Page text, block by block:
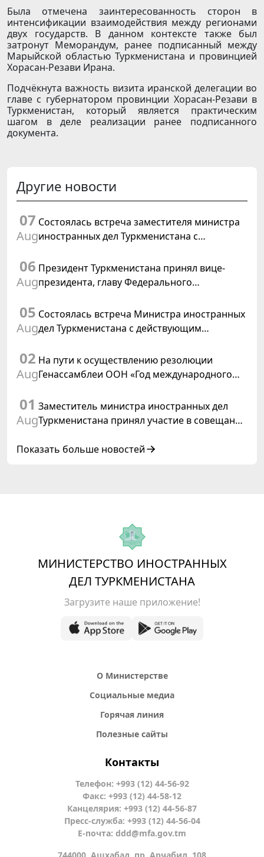
Была отмечена заинтересованность сторон в
интенсификации взаимодействия между регионами
двух государств. В данном контексте также был
затронут Меморандум, ранее подписанный между
Марыйской областью Туркменистана и провинцией
Хорасан-Резави Ирана.
Подчёкнута важность визита иранской делегации во
главе с губернатором провинции Хорасан-Резави в
Туркменистан, который является практическим
шагом в деле реализации ранее подписанного
документа.
Другие новости
07
Aug
Состоялась встреча заместителя министра
иностранных дел Туркменистана с
Туркменистане
06
Aug
Президент Туркменистана принял вице-
президента, главу Федерального
Швейцарской Конфедерации
05
Aug
Состоялась встреча Министра иностранных
дел Туркменистана с действующим
02
Aug
На пути к осуществлению резолюции
Генассамблеи ООН «Год международного
Туркменистаном
01
Aug
Заместитель министра иностранных дел
Туркменистана принял участие в совещании
сотрудничества «Центральная Азия –
Показать больше новостей
МИНИСТЕРСТВО ИНОСТРАННЫХ
ДЕЛ ТУРКМЕНИСТАНА
Загрузите наше приложение!
О Министерстве
Социальные медиа
Горячая линия
Полезные сайты
Контакты
Телефон: +993 (12) 44-56-92
Факс: +993 (12) 44-58-12
Канцелярия: +993 (12) 44-56-87
Пресс-служба: +993 (12) 44-56-04
Е-почта: ddd@mfa.gov.tm